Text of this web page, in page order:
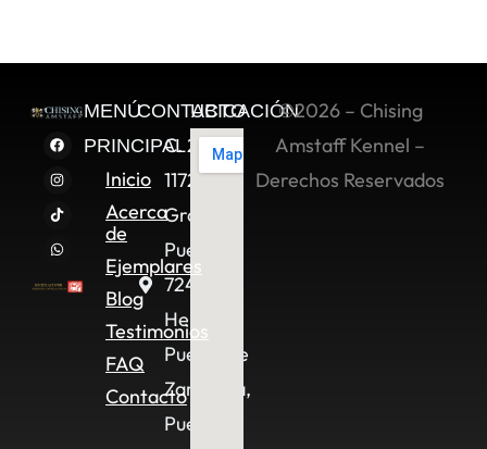
MENÚ
PRINCIPAL
Inicio
Acerca
de
Ejemplares
Blog
Testimonios
FAQ
Contacto
CONTACTO
C. 2 Sur
11722,
Granjas
Puebla,
72490
Heroica
Puebla de
Zaragoza,
Pue.
UBICACIÓN©2026 – Chising
Amstaff Kennel –
Derechos Reservados